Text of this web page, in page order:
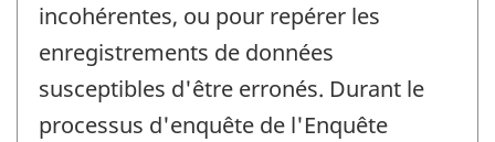
incohérentes, ou pour repérer les
enregistrements de données
susceptibles d'être erronés. Durant le
processus d'enquête de l'Enquête